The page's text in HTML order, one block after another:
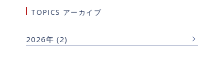
TOPICS アーカイブ
2026年 (2)